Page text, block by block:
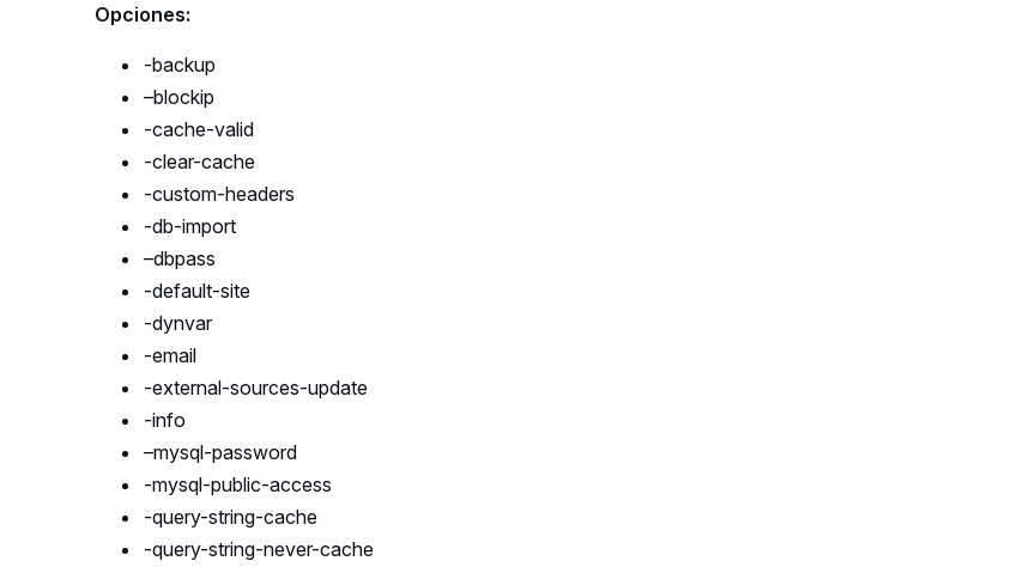
Opciones:
-backup
–blockip
-cache-valid
-clear-cache
-custom-headers
-db-import
–dbpass
-default-site
-dynvar
-email
-external-sources-update
-info
–mysql-password
-mysql-public-access
-query-string-cache
-query-string-never-cache